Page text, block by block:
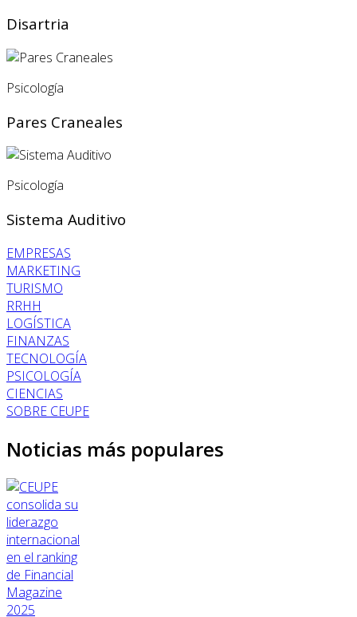
Disartria
Psicología
Pares Craneales
Psicología
Sistema Auditivo
EMPRESAS
MARKETING
TURISMO
RRHH
LOGÍSTICA
FINANZAS
TECNOLOGÍA
PSICOLOGÍA
CIENCIAS
SOBRE CEUPE
Noticias más populares